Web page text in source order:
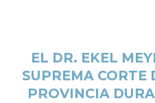
EL DR. EKEL
SUPREMA CORTE
PROVINCIA